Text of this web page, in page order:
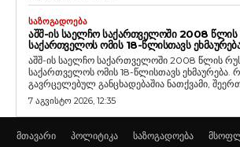
ᲡᲐᲖᲝᲒᲐᲓᲝᲔᲑᲐ
ᲐᲨᲨ-ᲘᲡ ᲡᲐᲔᲚᲩᲝ ᲡᲐᲥᲐᲠᲗᲕᲔᲚᲝᲨᲘ 2008 ᲬᲚᲘᲡ
ᲡᲐᲥᲐᲠᲗᲕᲔᲚᲝᲡ ᲝᲛᲘᲡ 18-ᲬᲚᲘᲡᲗᲐᲕᲡ
აშშ-ის საელჩო საქართველოში 2008 წლის
საქართველოს ომის 18-წლისთავს ეხმაურება. როგორც მათ მიერ
გავრცელებულ განცხადებაშია ნათქვამი,
7 აგვისტო 2026, 12:35
მთავარი პოლიტიკა საზოგადოება